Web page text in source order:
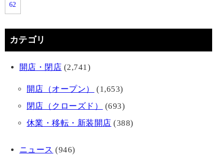
62
カテゴリ
開店・閉店 (2,741)
開店（オープン）
(1,653)
閉店（クローズド）
(693)
休業・移転・新装開店 (388)
ニュース (946)